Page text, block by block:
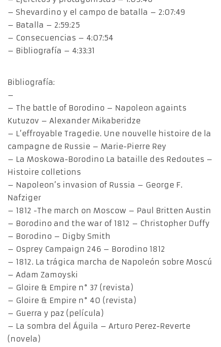
– Shevardino y el campo de batalla – 2:07:49
– Batalla – 2:59:25
– Consecuencias – 4:07:54
– Bibliografía – 4:33:31
Bibliografía:
–
– The battle of Borodino – Napoleon againts
Kutuzov – Alexander Mikaberidze
– L’effroyable Tragedie. Une nouvelle histoire de la
campagne de Russie – Marie-Pierre Rey
– La Moskowa-Borodino La bataille des Redoutes –
Histoire colletions
– Napoleon’s invasion of Russia – George F.
Nafziger
– 1812 -The march on Moscow – Paul Britten Austin
– Borodino and the war of 1812 – Christopher Duffy
– Borodino – Digby Smith
– Osprey Campaign 246 – Borodino 1812
– 1812. La trágica marcha de Napoleón sobre Moscú
– Adam Zamoyski
– Gloire & Empire n° 37 (revista)
– Gloire & Empire n° 40 (revista)
– Guerra y paz (película)
– La sombra del Águila – Arturo Perez-Reverte
(novela)